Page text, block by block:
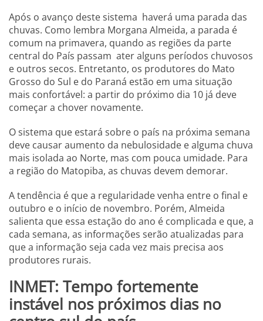
Após o avanço deste sistema haverá uma parada das
chuvas. Como lembra Morgana Almeida, a parada é
comum na primavera, quando as regiões da parte
central do País passam ater alguns períodos chuvosos
e outros secos. Entretanto, os produtores do Mato
Grosso do Sul e do Paraná estão em uma situação
mais confortável: a partir do próximo dia 10 já deve
começar a chover novamente.
O sistema que estará sobre o país na próxima semana
deve causar aumento da nebulosidade e alguma chuva
mais isolada ao Norte, mas com pouca umidade. Para
a região do Matopiba, as chuvas devem demorar.
A tendência é que a regularidade venha entre o final e
outubro e o início de novembro. Porém, Almeida
salienta que essa estação do ano é complicada e que, a
cada semana, as informações serão atualizadas para
que a informação seja cada vez mais precisa aos
produtores rurais.
INMET: Tempo fortemente
instável nos próximos dias no